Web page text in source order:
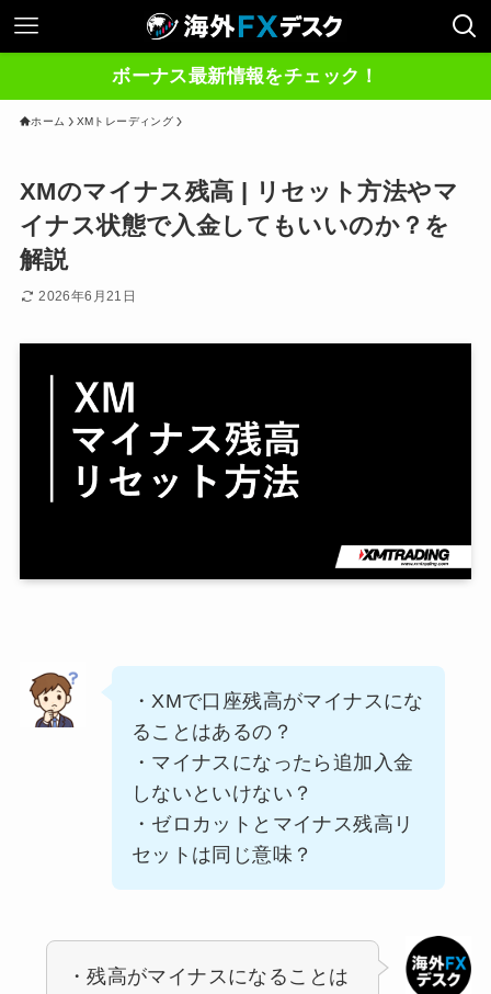
ボーナス最新情報をチェック！
ホーム XMトレーディング
XMのマイナス残高 | リセット方法やマ
イナス状態で入金してもいいのか？を
解説
2026年6月21日
・XMで口座残高がマイナスにな
ることはあるの？
・マイナスになったら追加入金
しないといけない？
・ゼロカットとマイナス残高リ
セットは同じ意味？
・残高がマイナスになることは